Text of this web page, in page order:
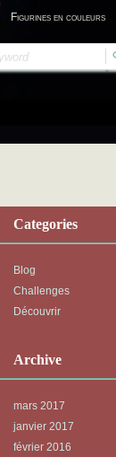
Figurines en couleurs
Categories
Blog
Challenges
Découvrir
Archive
mars 2017
janvier 2017
février 2016